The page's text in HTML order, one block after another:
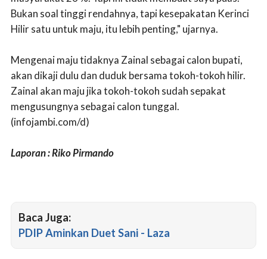
Bukan soal tinggi rendahnya, tapi kesepakatan Kerinci
Hilir satu untuk maju, itu lebih penting," ujarnya.
Mengenai maju tidaknya Zainal sebagai calon bupati,
akan dikaji dulu dan duduk bersama tokoh-tokoh hilir.
Zainal akan maju jika tokoh-tokoh sudah sepakat
mengusungnya sebagai calon tunggal.
(infojambi.com/d)
Laporan : Riko Pirmando
Baca Juga:
PDIP Aminkan Duet Sani - Laza